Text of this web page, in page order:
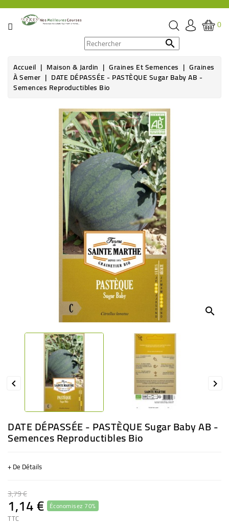
CATÉGORIE
ÉPICERIE
0

Accueil Maison & Jardin Graines Et Semences Graines
À Semer DATE DÉPASSÉE - PASTÈQUE Sugar Baby AB -
Semences Reproductibles Bio
search
 
DATE DÉPASSÉE - PASTÈQUE Sugar Baby AB -
Semences Reproductibles Bio
+ De Détails
3,79 €
1,14 € Économisez 70%
TTC